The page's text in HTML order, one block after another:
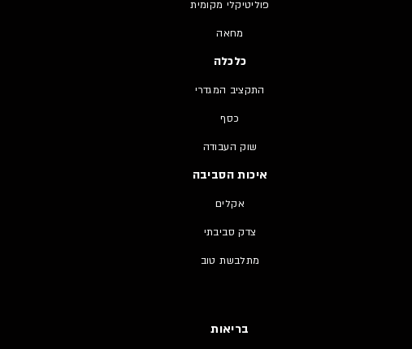
פוליטיקלי מקומית
מחאה
כלכלה
התקציב המגדרי
כסף
שוק העבודה
איכות הסביבה
אקלים
צדק סביבתי
מתלבשת טוב
בריאות